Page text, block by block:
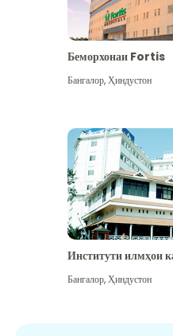
Беморхонаи Fortis
Бангалор,Ҳиндустон
Институти илмҳои
Бангалор,Ҳиндустон